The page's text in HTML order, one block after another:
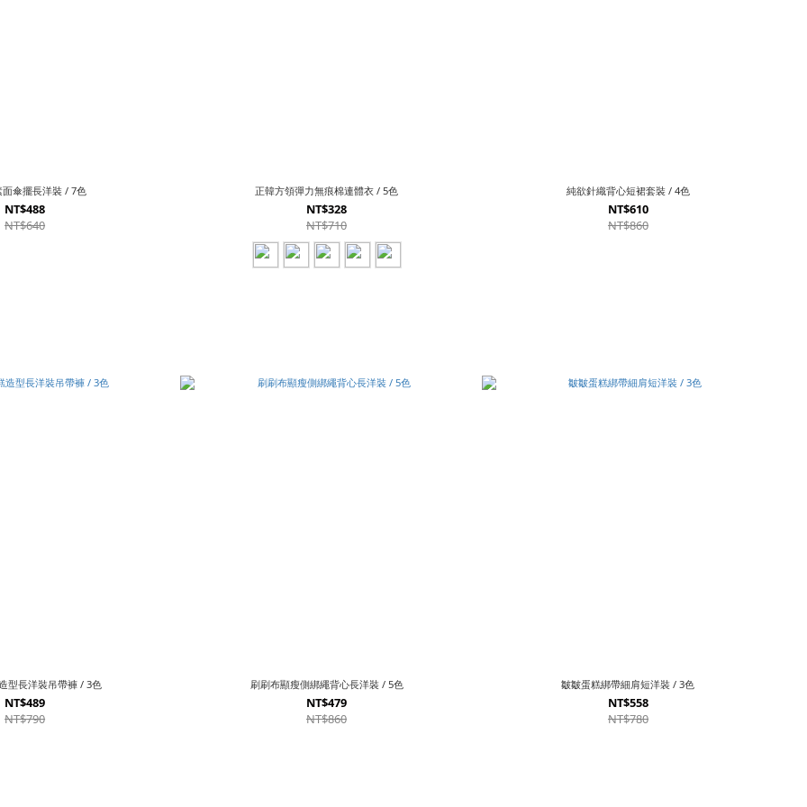
傘擺長洋裝 / 7色
NT$488
NT$640
正韓方領彈力無痕棉連體衣 / 5色
NT$328
NT$710
純欲針織背心短裙套裝 / 4色
NT$610
NT$860
型長洋裝吊帶褲 / 3色
NT$489
NT$790
刷刷布顯瘦側綁繩背心長洋裝 / 5色
NT$479
NT$860
皺皺蛋糕綁帶細肩短洋裝 / 3色
NT$558
NT$780